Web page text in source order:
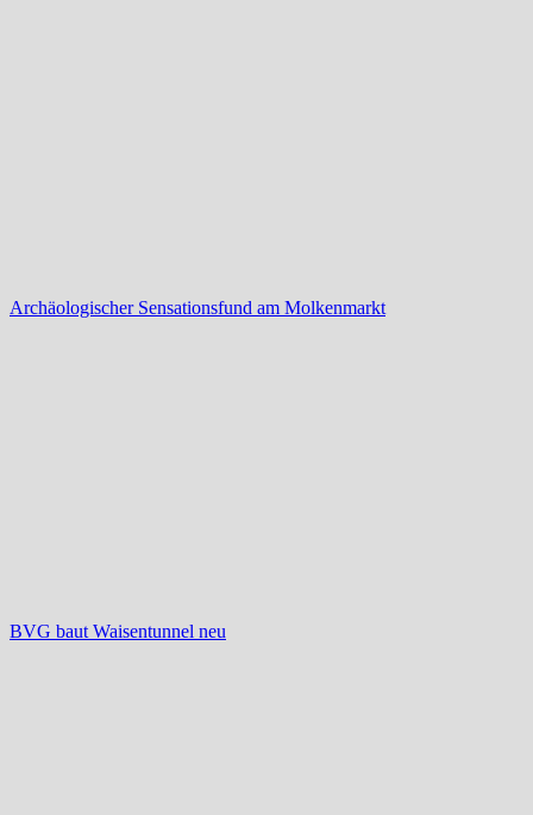
Archäologischer Sensationsfund am Molkenmarkt
BVG baut Waisentunnel neu